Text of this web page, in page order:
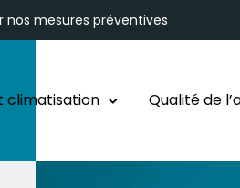
nos mesures préventives
climatisation Qualité de